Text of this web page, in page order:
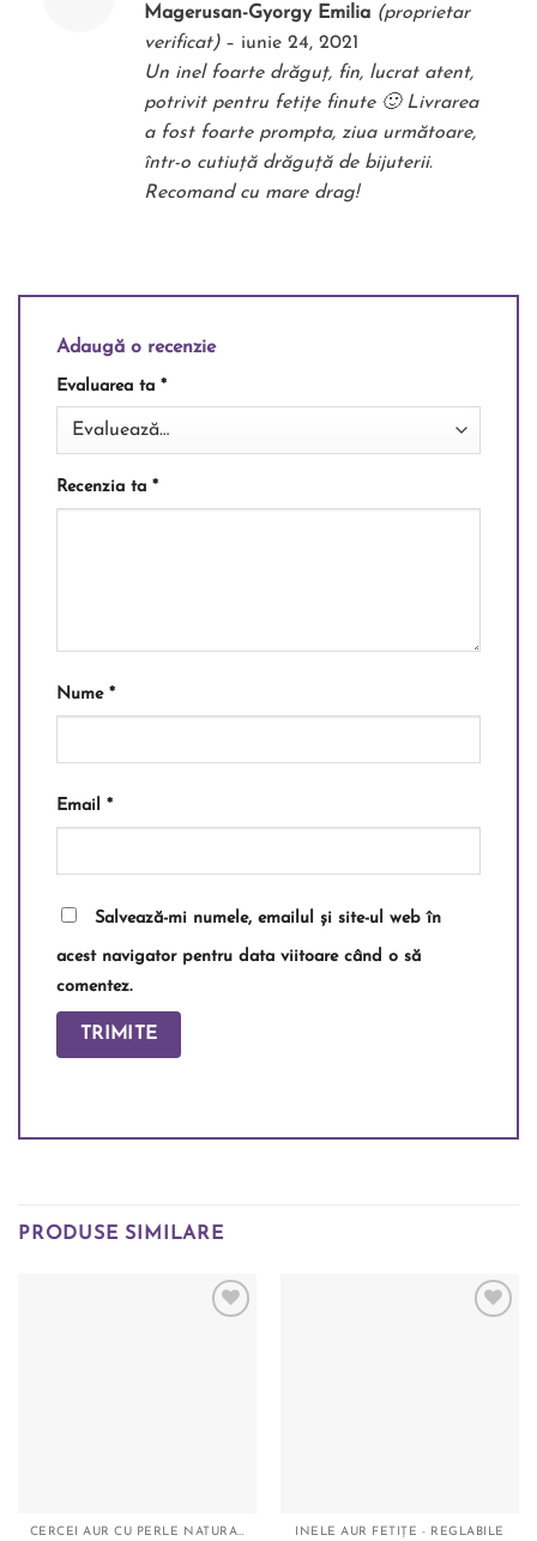
Evaluat la
din 5
Magerusan-Gyorgy Emilia (proprietar
verificat) – iunie 24, 2021
Un inel foarte drăguț, fin, lucrat atent,
potrivit pentru fetițe finute 🙂 Livrarea
a fost foarte prompta, ziua următoare,
într-o cutiuță drăguță de bijuterii.
Recomand cu mare drag!
Adaugă o recenzie
Evaluarea ta *
Recenzia ta *
Nume *
Email *
Salvează-mi numele, emailul și site-ul web în
acest navigator pentru data viitoare când o să
comentez.
PRODUSE SIMILARE
CERCEI AUR CU PERLE NATURALE INELE AUR FETIȚE - REGLABILE